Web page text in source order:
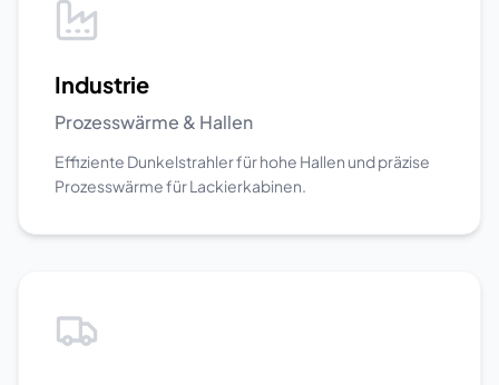
Industrie
Prozesswärme & Hallen
Effiziente Dunkelstrahler für hohe Hallen und präzise
Prozesswärme für Lackierkabinen.